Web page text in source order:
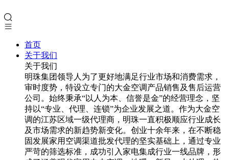
首页
关于我们
关于我们
明珠集团领导人为了更好地满足行业市场和消费需求，
审时度势，特设立专门的大金空调产品销售及售后运营
公司。始终秉承“以人为本、信誉是金”的经营理念，坚
持以“专业、代理、连锁”为企业发展之道。作为大金空
调的江苏区域一级代理商，明珠一直积极顺应行业成长
及市场需求的新趋势新变化。创业十余年来，在不断稳
固发展家用空调渠道批发代理的坚实基础上，通过专业
严苛的筛选标准，成功引入家电集成行业一线品牌，形